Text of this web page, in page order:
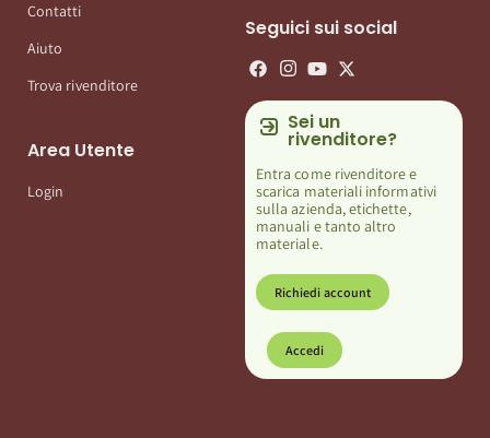
Contatti
Aiuto
Trova rivenditore
Area Utente
Login
Seguici sui social
Sei un
rivenditore?
Entra come rivenditore e
scarica materiali informativi
sulla azienda, etichette,
manuali e tanto altro
materiale.
Richiedi account
Accedi